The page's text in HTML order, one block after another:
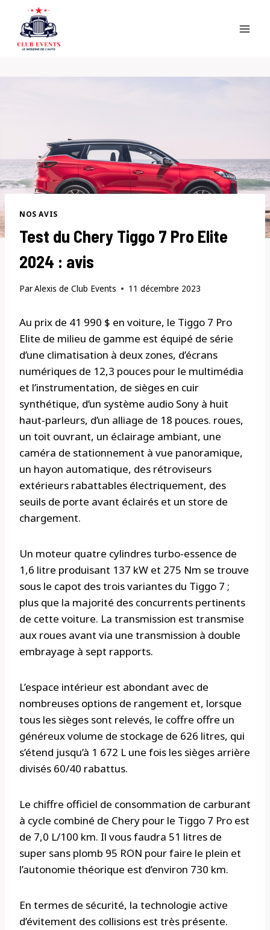
content
NOS AVIS
Test du Chery Tiggo 7 Pro Elite
2024 : avis
ParAlexis de Club Events 11 décembre 2023
Au prix de 41 990 $ en voiture, le Tiggo 7 Pro
Elite de milieu de gamme est équipé de série
d’une climatisation à deux zones, d’écrans
numériques de 12,3 pouces pour le multimédia
et l’instrumentation, de sièges en cuir
synthétique, d’un système audio Sony à huit
haut-parleurs, d’un alliage de 18 pouces. roues,
un toit ouvrant, un éclairage ambiant, une
caméra de stationnement à vue panoramique,
un hayon automatique, des rétroviseurs
extérieurs rabattables électriquement, des
seuils de porte avant éclairés et un store de
chargement.
Un moteur quatre cylindres turbo-essence de
1,6 litre produisant 137 kW et 275 Nm se trouve
sous le capot des trois variantes du Tiggo 7 ;
plus que la majorité des concurrents pertinents
de cette voiture. La transmission est transmise
aux roues avant via une transmission à double
embrayage à sept rapports.
L’espace intérieur est abondant avec de
nombreuses options de rangement et, lorsque
tous les sièges sont relevés, le coffre offre un
généreux volume de stockage de 626 litres, qui
s’étend jusqu’à 1 672 L une fois les sièges arrière
divisés 60/40 rabattus.
Le chiffre officiel de consommation de carburant
à cycle combiné de Chery pour le Tiggo 7 Pro est
de 7,0 L/100 km. Il vous faudra 51 litres de
super sans plomb 95 RON pour faire le plein et
l’autonomie théorique est d’environ 730 km.
En termes de sécurité, la technologie active
d’évitement des collisions est très présente.